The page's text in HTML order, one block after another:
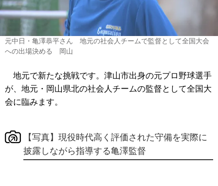
元中日・亀澤恭平さん 地元の社会人チームで監督として全国大会
への出場決める 岡山
地元で新たな挑戦です。津山市出身の元プロ野球選手
が、地元・岡山県北の社会人チームの監督として全国大
会に臨みます。
【写真】現役時代高く評価された守備を実際に
披露しながら指導する亀澤監督